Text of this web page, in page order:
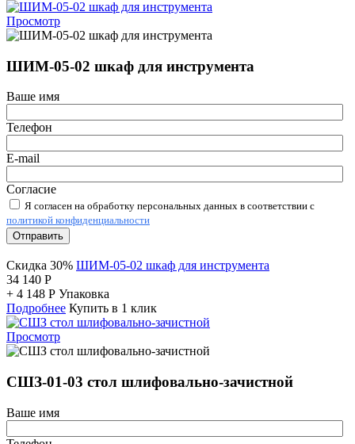
Просмотр
ШИМ-05-02 шкаф для инструмента
Ваше имя
Телефон
E-mail
Согласие
Я согласен на обработку персональных данных в соответствии с
политикой конфиденциальности
Отправить
Скидка 30% ШИМ-05-02 шкаф для инструмента
34 140 Р
+ 4 148 Р Упаковка
Подробнее Купить в 1 клик
Просмотр
СШЗ-01-03 стол шлифовально-зачистной
Ваше имя